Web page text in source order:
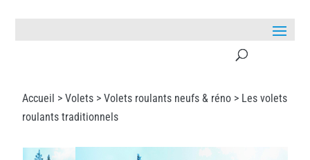
Accueil > Volets > Volets roulants neufs & réno > Les volets
roulants traditionnels